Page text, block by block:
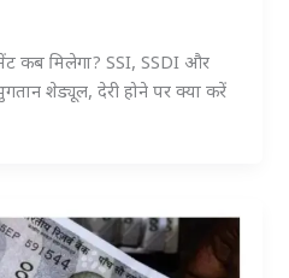
कब मिलेगा? SSI, SSDI और
शेड्यूल, देरी होने पर क्या करें